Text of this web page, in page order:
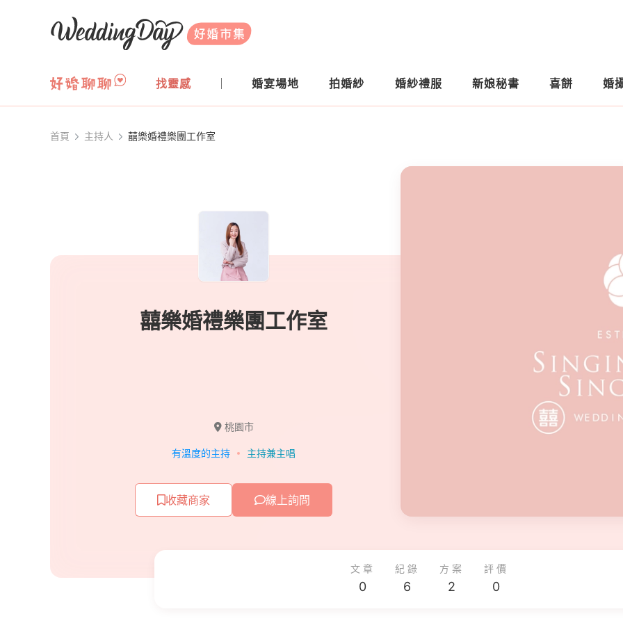
WeddingDay 好婚市集
找靈感 婚宴場地 拍婚紗 婚紗禮服 新娘秘書 喜餅 婚
首頁 主持人 囍樂婚禮樂團工作室
囍樂婚禮樂團工作室
桃園市
有溫度的主持 主持兼主唱
收藏商家 線上詢問
文章
0
紀錄
6
方案
2
評價
0